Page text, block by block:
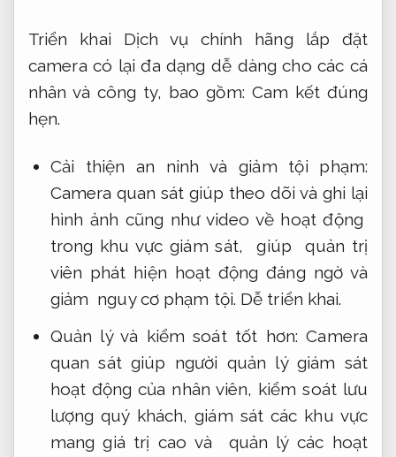
Triển khai Dịch vụ chính hãng lắp đặt
camera có lại đa dạng dễ dàng cho các cá
nhân và công ty, bao gồm: Cam kết đúng
hẹn.
Cải thiện an ninh và giảm tội phạm:
Camera quan sát giúp theo dõi và ghi lại
hình ảnh cũng như video về hoạt động
trong khu vực giám sát, giúp quản trị
viên phát hiện hoạt động đáng ngờ và
giảm nguy cơ phạm tội. Dễ triển khai.
Quản lý và kiểm soát tốt hơn: Camera
quan sát giúp người quản lý giám sát
hoạt động của nhân viên, kiểm soát lưu
lượng quý khách, giám sát các khu vực
mang giá trị cao và quản lý các hoạt